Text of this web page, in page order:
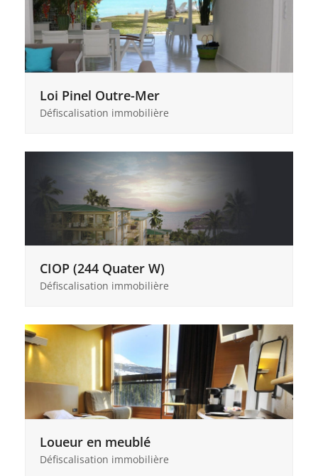
Loi Pinel Outre-Mer
Défiscalisation immobilière
CIOP (244 Quater W)
Défiscalisation immobilière
Loueur en meublé
Défiscalisation immobilière